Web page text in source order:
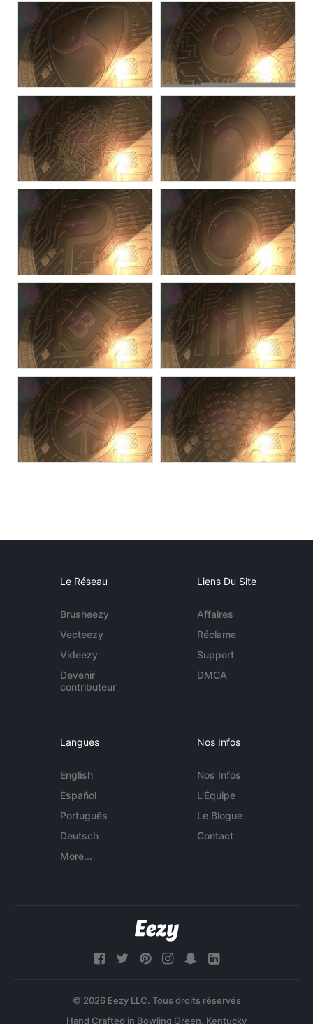
Le Réseau
Brusheezy
Vecteezy
Videezy
Devenir
contributeur
Liens Du Site
Affaires
Réclame
Support
DMCA
Langues
English
Español
Português
Deutsch
More...
Nos Infos
Nos Infos
L'Équipe
Le Blogue
Contact
© 2026 Eezy LLC. Tous droits réservés